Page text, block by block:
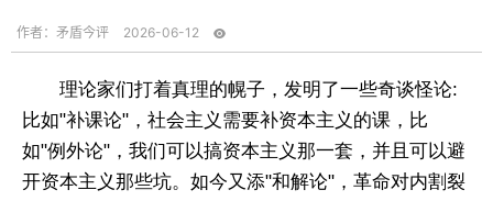
作者： 矛盾今评 2026-06-12
理论家们打着真理的幌子，发明了一些奇谈怪论:
比如"补课论"，社会主义需要补资本主义的课，比
如"例外论"，我们可以搞资本主义那一套，并且可以避
开资本主义那些坑。如今又添"和解论"，革命对内割裂